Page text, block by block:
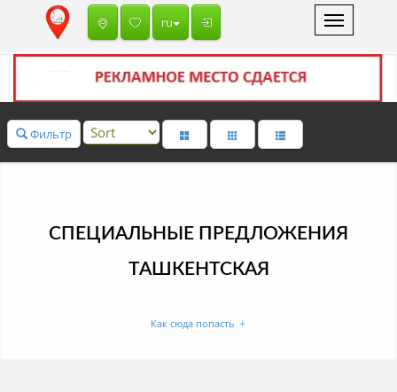
Toggle
navigation
ru
Фильтр
СПЕЦИАЛЬНЫЕ ПРЕДЛОЖЕНИЯ
ТАШКЕНТСКАЯ
Как сюда попасть